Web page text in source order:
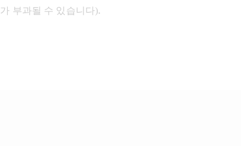
가 부과될 수 있습니다).